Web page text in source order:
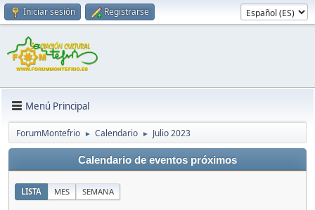
Iniciar sesión Registrarse
Menú Principal
ForumMontefrio ► Calendario ► Julio 2023
Calendario de eventos próximos
LISTA MES SEMANA